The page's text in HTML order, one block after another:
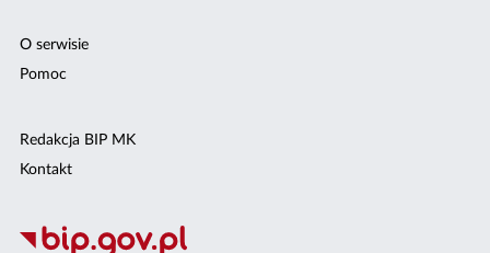
O serwisie
Pomoc
Redakcja BIP MK
Kontakt